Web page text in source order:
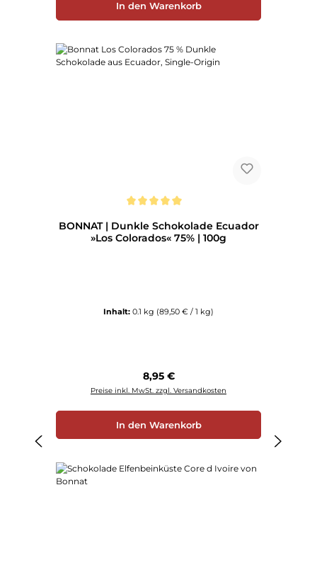
In den Warenkorb
BONNAT | Dunkle Schokolade Ecuador
»Los Colorados« 75% | 100g
Inhalt: 0.1 kg (89,50 € / 1 kg)
Regulärer Preis:
8,95 €
Preise inkl. MwSt. zzgl. Versandkosten
In den Warenkorb